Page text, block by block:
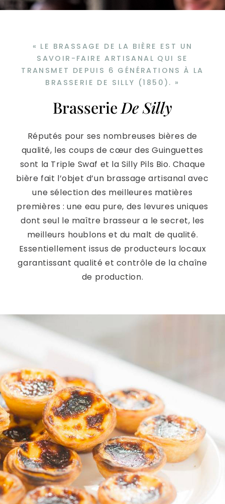
« LE BRASSAGE DE LA BIÈRE EST UN
SAVOIR-FAIRE ARTISANAL QUI SE
TRANSMET DEPUIS 6 GÉNÉRATIONS À LA
BRASSERIE DE SILLY (1850). »
Brasserie De Silly
Réputés pour ses nombreuses bières de
qualité, les coups de cœur des Guinguettes
sont la Triple Swaf et la Silly Pils Bio. Chaque
bière fait l’objet d’un brassage artisanal avec
une sélection des meilleures matières
premières : une eau pure, des levures uniques
dont seul le maître brasseur a le secret, les
meilleurs houblons et du malt de qualité.
Essentiellement issus de producteurs locaux
garantissant qualité et contrôle de la chaîne
de production.